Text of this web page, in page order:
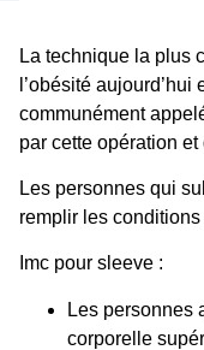
La technique la plus
l’obésité aujourd’hui
communément
par cette opération
Les personnes qui
remplir les
Imc pour sleeve :
Les personnes
corporelle